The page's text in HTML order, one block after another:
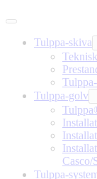
Tulppa-skiva
Tulppa-golv
Casco/
Tulppa-